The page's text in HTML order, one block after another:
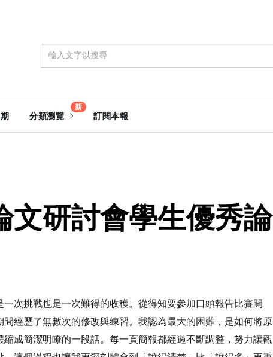
分類瀏覽
新
訂閱本報
文研討會學生優秀論
次挑戰也是一次難得的收穫。從得知要參加口頭報告比賽開
經歷了無數次的修改與練習。我認為最大的困難，是如何將原
成簡潔明瞭的一段話。每一頁簡報都經過不斷調整，努力讓觀